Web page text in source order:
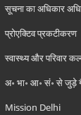
सूचना का अधिकार
प्रोएक्टिव प्रकटीकरण
स्वास्थ्य और परिवार
अ॰ भा॰ आ॰ सं॰ से जुड़े
Mission Delhi